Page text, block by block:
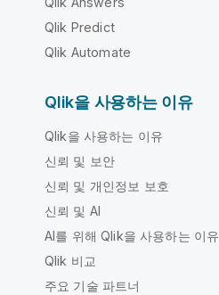
Qlik Predict
Qlik Automate
Qlik을 사용하는 이유
Qlik을 사용하는 이유
신뢰 및 보안
신뢰 및 개인정보 보호
신뢰 및 AI
AI를 위해 Qlik을 사용하는 이유
Qlik 비교
주요 기술 파트너